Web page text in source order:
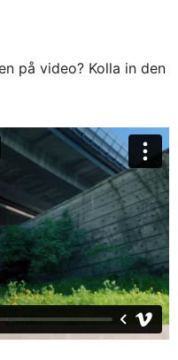
på video? Kolla in den